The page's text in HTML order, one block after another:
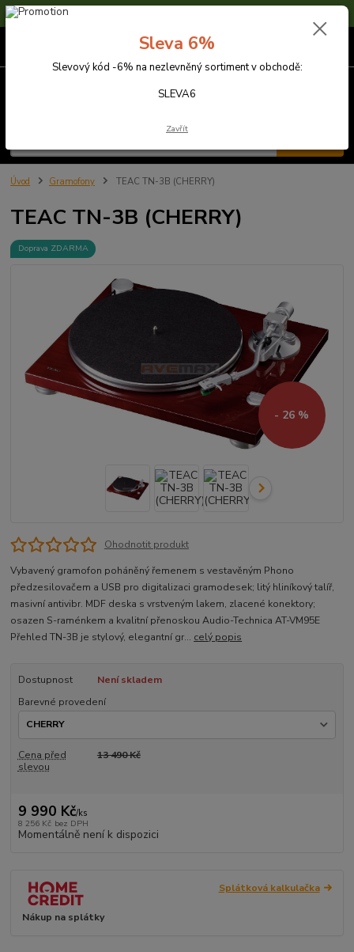
Sleva 6% na nezlevněné zboží s kódem SLEVA6
Úvod Gramofony TEAC TN-3B (CHERRY)
TEAC TN-3B (CHERRY)
Doprava ZDARMA
- 26 %
Ohodnotit produkt
Vybavený gramofon poháněný řemenem s vestavěným Phono
předzesilovačem a USB pro digitalizaci gramodesek; litý hliníkový talíř,
masivní antivibr. MDF deska s vrstveným lakem, zlacené konektory;
osazen S-raménkem a kvalitní přenoskou Audio-Technica AT-VM95E
Přehled TN-3B je stylový, elegantní gr... celý popis
Dostupnost
Není skladem
Barevné provedení
Cena před
slevou
13 490 Kč
9 990 Kč/ks
8 256 Kč bez DPH
Momentálně není k dispozici
Splátková kalkulačka
Nákup na splátky
Sleva 6%
Slevový kód -6% na nezlevněný sortiment v obchodě:
SLEVA6
Zavřít